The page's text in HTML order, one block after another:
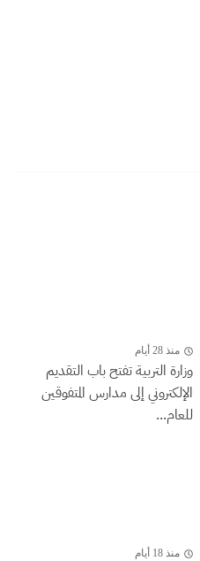
منذ 28 أيام
وزارة التربية تفتح باب التقديم
الإلكتروني إلى مدارس المتفوقين
للعام...
منذ 18 أيام